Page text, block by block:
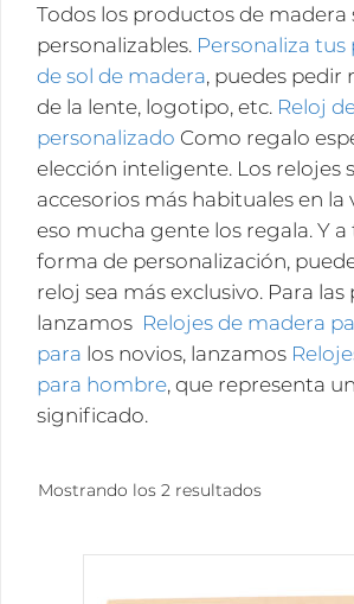
Todos los productos de madera
personalizables. Personaliza tus
de sol de madera, puedes pedir
de la lente, logotipo, etc. Reloj
personalizado Como regalo
elección inteligente. Los relojes
accesorios más habituales en la
eso mucha gente los regala. Y a
forma de personalización,
reloj sea más exclusivo. Para las
lanzamos Relojes de madera
para los novios, lanzamos
para hombre, que representa
significado.
Mostrando los 2 resultadosOrdenado